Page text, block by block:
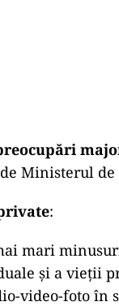
Ministerul
:
mari
și a vieții
video-foto în